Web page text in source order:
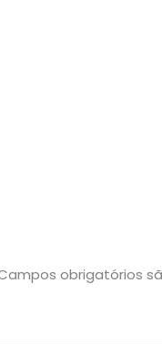
obrigatórios